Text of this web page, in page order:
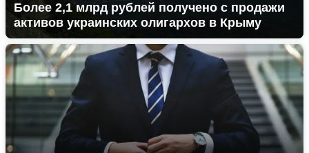
Более 2,1 млрд рублей получено с продажи
активов украинских олигархов в Крыму